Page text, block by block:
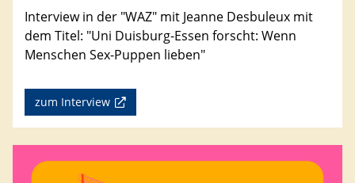
Interview in der "WAZ" mit Jeanne Desbuleux mit
dem Titel: "Uni Duisburg-Essen forscht: Wenn
Menschen Sex-Puppen lieben"
zum Interview